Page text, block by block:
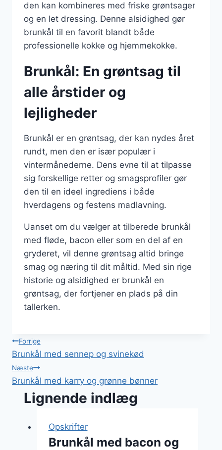
den kan kombineres med friske grøntsager
og en let dressing. Denne alsidighed gør
brunkål til en favorit blandt både
professionelle kokke og hjemmekokke.
Brunkål: En grøntsag til
alle årstider og
lejligheder
Brunkål er en grøntsag, der kan nydes året
rundt, men den er især populær i
vintermånederne. Dens evne til at tilpasse
sig forskellige retter og smagsprofiler gør
den til en ideel ingrediens i både
hverdagens og festens madlavning.
Uanset om du vælger at tilberede brunkål
med fløde, bacon eller som en del af en
gryderet, vil denne grøntsag altid bringe
smag og næring til dit måltid. Med sin rige
historie og alsidighed er brunkål en
grøntsag, der fortjener en plads på din
tallerken.
Indlægsnavigation
Forrige
Brunkål med sennep og svinekød
Næste
Brunkål med karry og grønne bønner
Lignende indlæg
Opskrifter
Brunkål med bacon og